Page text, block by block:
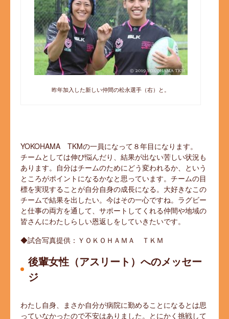
昨年加入した新しい仲間の松永選手（右）と。
YOKOHAMA TKMの一員になって８年目になります。
チームとしては伸び悩んだり、結果が出ない苦しい状況も
あります。自分はチームのためにどう変われるか、という
ところがポイントになるかなと思っています。チームの目
標を実現することが自分自身の成長になる。大好きなこの
チームで結果を出したい。今はその一心ですね。ラグビー
と仕事の両方を通して、サポートしてくれる仲間や地域の
皆さんにわたしらしい恩返しをしていきたいです。
◆試合写真提供：ＹＯＫＯＨＡＭＡ ＴＫＭ
後輩女性（アスリート）へのメッセー
ジ
わたし自身、まさか自分が病院に勤めることになるとは思
っていなかったので不安はありました。とにかく挑戦して